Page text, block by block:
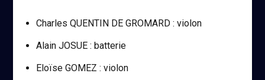
Charles QUENTIN DE GROMARD : violon
Alain JOSUE : batterie
Eloïse GOMEZ : violon